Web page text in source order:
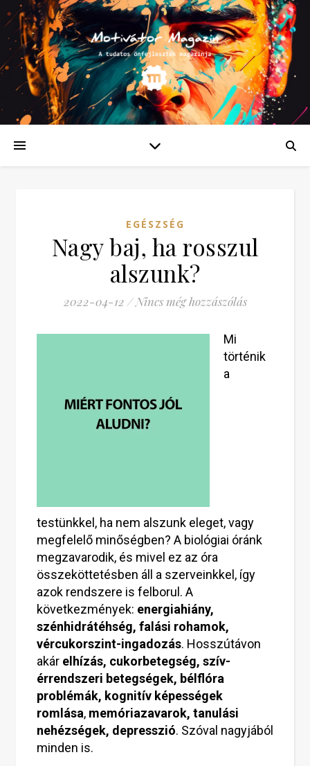
EGÉSZSÉG
Nagy baj, ha rosszul
alszunk?
2022-04-12 / Nincs még hozzászólás
Mi
történik
a
testünkkel, ha nem alszunk eleget, vagy
megfelelő minőségben? A biológiai óránk
megzavarodik, és mivel ez az óra
összeköttetésben áll a szerveinkkel, így
azok rendszere is felborul. A
következmények: energiahiány,
szénhidrátéhség, falási rohamok,
vércukorszint-ingadozás. Hosszútávon
akár elhízás, cukorbetegség, szív-
érrendszeri betegségek, bélflóra
problémák, kognitív képességek
romlása, memóriazavarok, tanulási
nehézségek, depresszió. Szóval nagyjából
minden is.